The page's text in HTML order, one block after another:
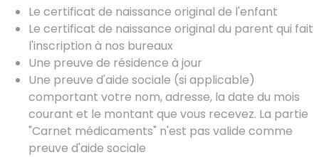
Le certificat de naissance original de l'enfant
Le certificat de naissance original du parent qui fait
l'inscription à nos bureaux
Une preuve de résidence à jour
Une preuve d'aide sociale (si applicable)
comportant votre nom, adresse, la date du mois
courant et le montant que vous recevez. La partie
"Carnet médicaments" n'est pas valide comme
preuve d'aide sociale